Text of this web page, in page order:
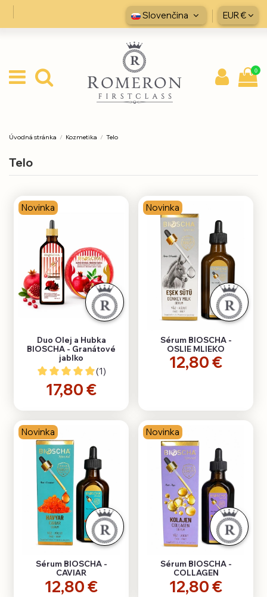
Slovenčina EUR €
0
Úvodná stránka Kozmetika Telo
Telo
Novinka
Duo Olej a Hubka
BIOSCHA - Granátové
jablko
(1)
17,80 €
Novinka
Sérum BIOSCHA -
OSLIE MLIEKO
12,80 €
Novinka
Sérum BIOSCHA -
CAVIAR
12,80 €
Novinka
Sérum BIOSCHA -
COLLAGEN
12,80 €